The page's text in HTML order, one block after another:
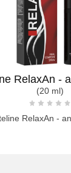
RelaxAn -
(20 ml)
RelaxAn -